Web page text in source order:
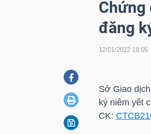
Chứng
đăng
12/01/2022 18:05
Sở Giao
ký niêm yết
CK: